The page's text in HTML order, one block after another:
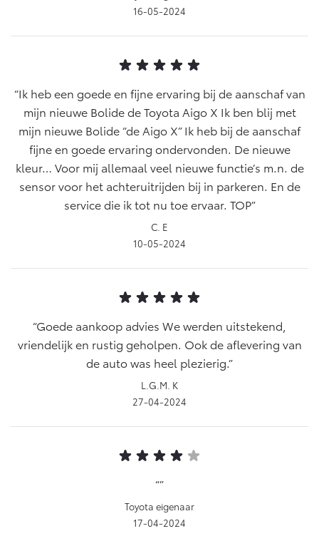
16-05-2024
Ik heb een goede en fijne ervaring bij de aanschaf van
mijn nieuwe Bolide de Toyota Aigo X Ik ben blij met
mijn nieuwe Bolide “de Aigo X” Ik heb bij de aanschaf
fijne en goede ervaring ondervonden. De nieuwe
kleur… Voor mij allemaal veel nieuwe functie’s m.n. de
sensor voor het achteruitrijden bij in parkeren. En de
service die ik tot nu toe ervaar. TOP
C. E
10-05-2024
Goede aankoop advies We werden uitstekend,
vriendelijk en rustig geholpen. Ook de aflevering van
de auto was heel plezierig.
L.G.M. K
27-04-2024
Toyota eigenaar
17-04-2024